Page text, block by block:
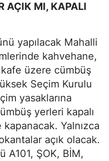
AÇIK MI, KAPALI
yapılacak Mahalli
kahvehane,
üzere cümbüş
Seçim Kurulu
yasaklarına
yerleri kapalı
kapanacak. Yalnızca
açık olacak.
A101, ŞOK, BİM,